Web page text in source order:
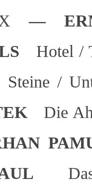
—
Hotel /
Steine /
Die